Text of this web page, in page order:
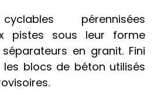
pérennisées
pistes sous leur forme
en granit. Fini
blocs de béton utilisés